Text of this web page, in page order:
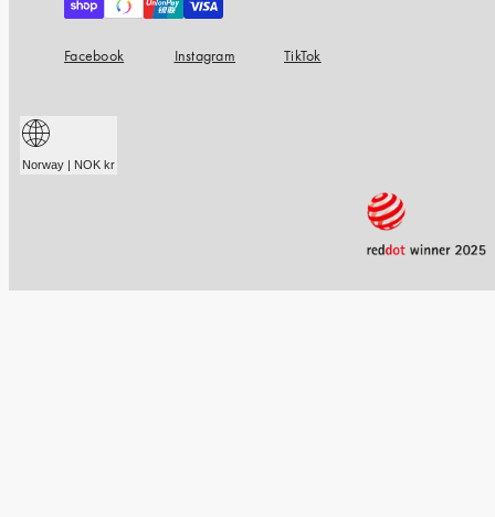
Facebook Instagram TikTok
Norway | NOK kr